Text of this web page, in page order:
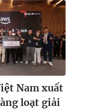
có sự chấp
phát hành lại
Nam xuất
loạt giải